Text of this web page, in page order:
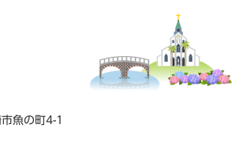
魚の町4-1